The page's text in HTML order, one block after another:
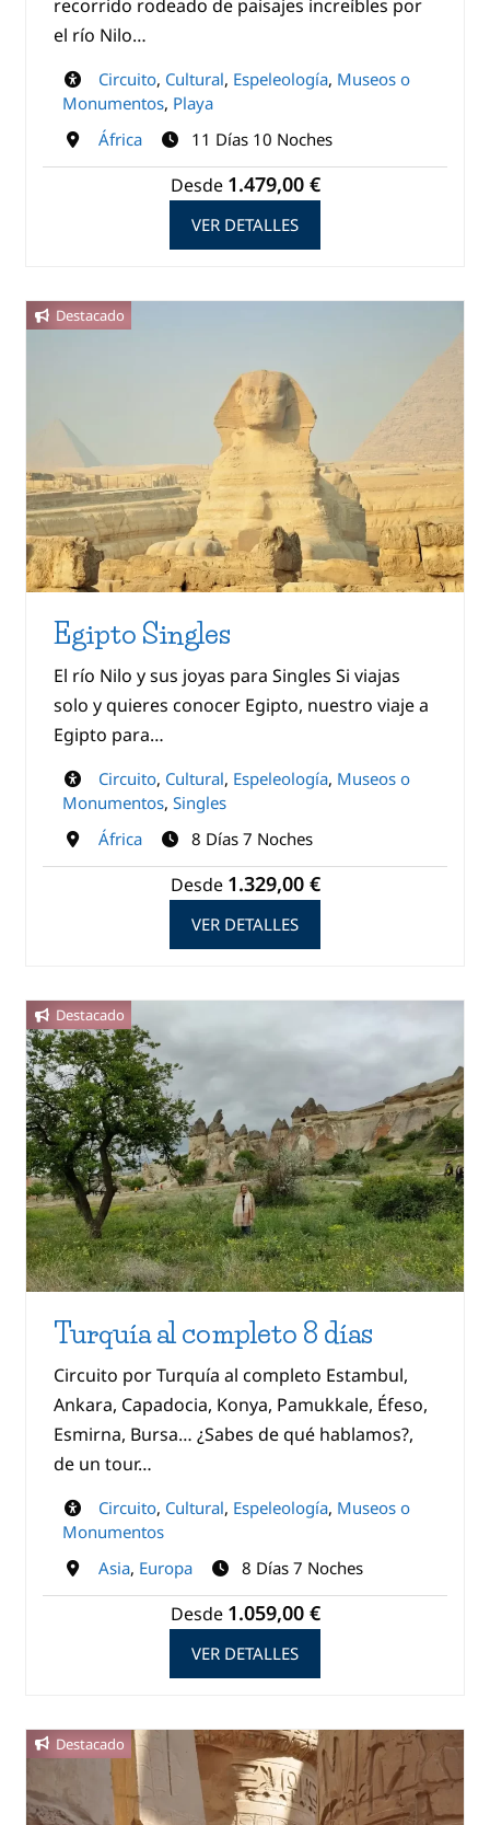
recorrido rodeado de paisajes increíbles por
el río Nilo…
Circuito, Cultural, Espeleología, Museos o
Monumentos, Playa
África
11 Días 10 Noches
Desde 1.479,00 €
VER DETALLES
Destacado
Egipto Singles
El río Nilo y sus joyas para Singles Si viajas
solo y quieres conocer Egipto, nuestro viaje a
Egipto para…
Circuito, Cultural, Espeleología, Museos o
Monumentos, Singles
África
8 Días 7 Noches
Desde 1.329,00 €
VER DETALLES
Destacado
Turquía al completo 8 días
Circuito por Turquía al completo Estambul,
Ankara, Capadocia, Konya, Pamukkale, Éfeso,
Esmirna, Bursa… ¿Sabes de qué hablamos?,
de un tour…
Circuito, Cultural, Espeleología, Museos o
Monumentos
Asia, Europa 8 Días 7 Noches
Desde 1.059,00 €
VER DETALLES
Destacado